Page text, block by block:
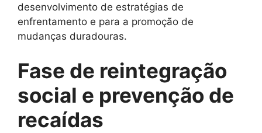
desenvolvimento de estratégias de
enfrentamento e para a promoção de
mudanças duradouras.
Fase de reintegração
social e prevenção de
recaídas